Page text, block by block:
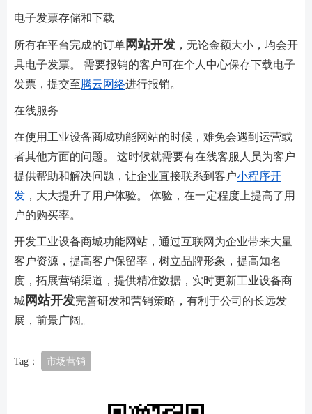
电子发票存储和下载
所有在平台完成的订单网站开发 ，无论金额大小，均会开
具电子发票。 需要报销的客户可在个人中心保存下载电子
发票，提交至 腾云网络进行报销。
在线服务
在使用工业设备商城功能网站的时候，难免会遇到运营或
者其他方面的问题。 这时候就需要有在线客服人员为客户
提供帮助和解决问题，让企业​​直接联系到客户小程序开
发 ，大大提升了用户体验。 体验，在一定程度上提高了用
户的购买率。
开发工业设备商城功能网站，通过互联网为企业带来大量
客户资源，提高客户保留率，树立品牌形象，提高知名
度，拓展营销渠道，提供精准数据，实时更新工业设备商
城网站开发完善研发和营销策略，有利于公司的长远发
展，前景广阔。
Tag： 市场营销